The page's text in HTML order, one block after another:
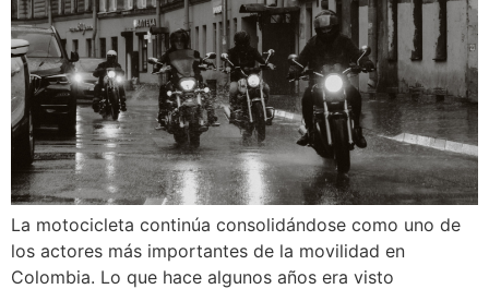
La motocicleta continúa consolidándose como uno de
los actores más importantes de la movilidad en
Colombia. Lo que hace algunos años era visto